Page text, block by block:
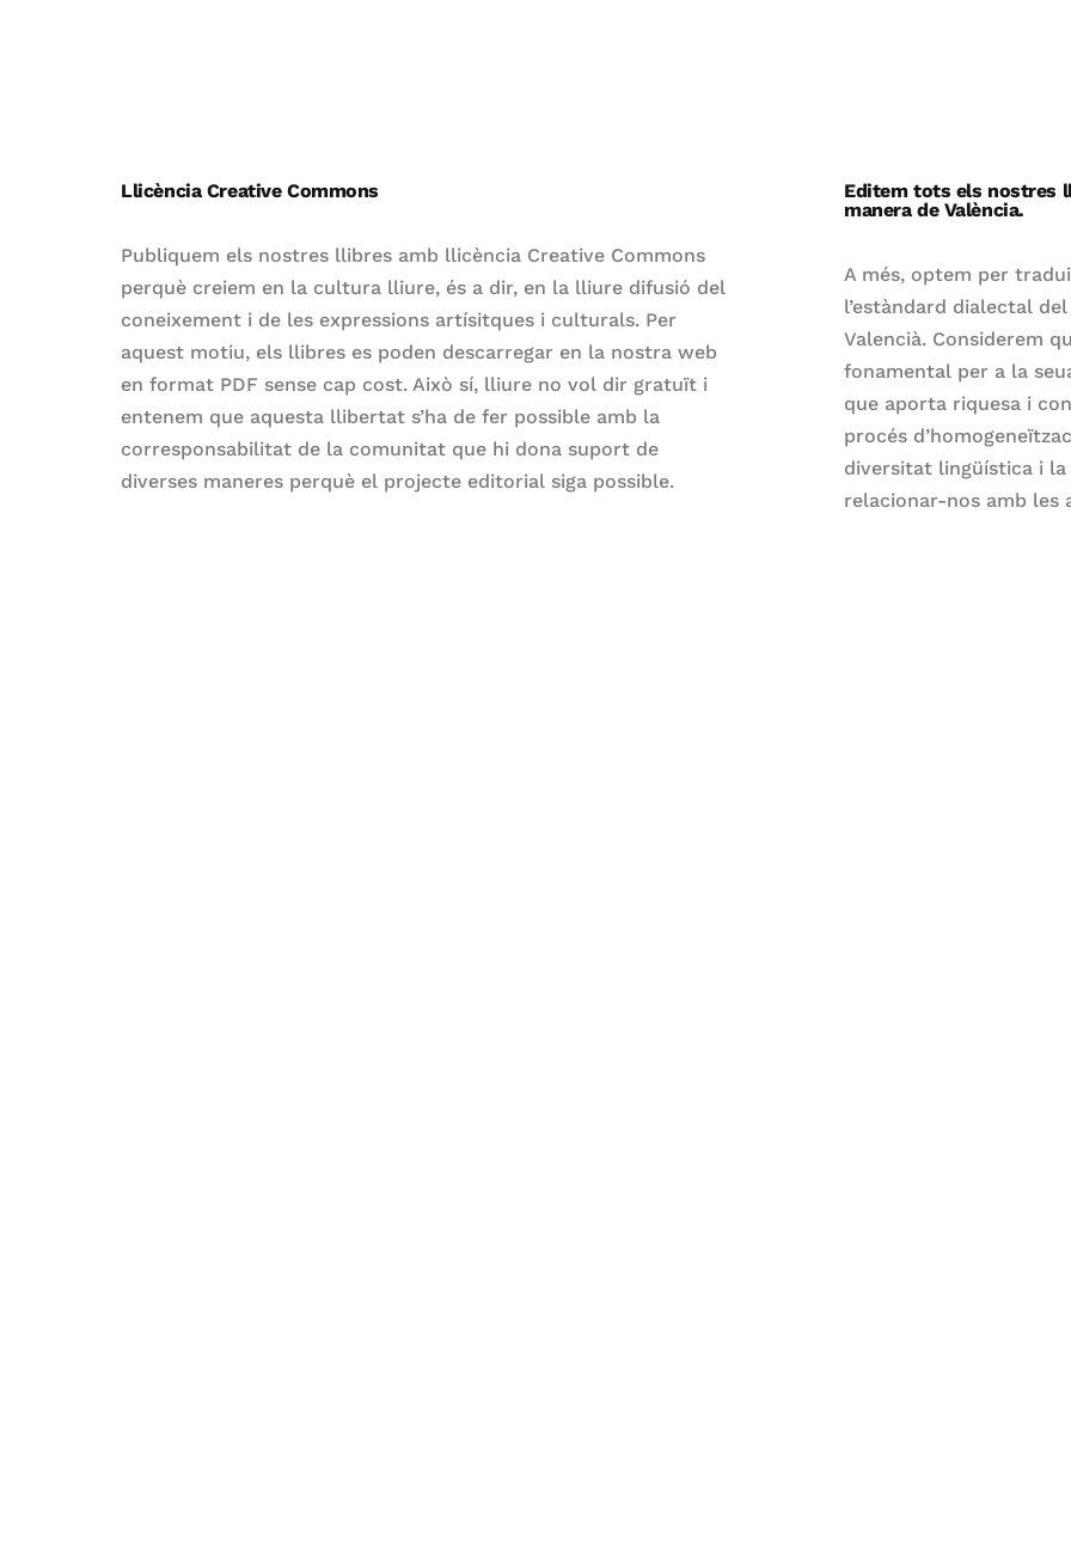
Llicència Creative Commons
Publiquem els nostres llibres amb llicència Creative Commons
perquè creiem en la cultura lliure, és a dir, en la lliure difusió del
coneixement i de les expressions artísitques i culturals. Per
aquest motiu, els llibres es poden descarregar en la nostra web
en format PDF sense cap cost. Això sí, lliure no vol dir gratuït i
entenem que aquesta llibertat s’ha de fer possible amb la
corresponsabilitat de la comunitat que hi dona suport de
diverses maneres perquè el projecte editorial siga possible.
Editem tots els nostres
manera de València.
A més, optem per
l’estàndard dialectal
Valencià. Considerem
fonamental per a la
que aporta riquesa i
procés
diversitat lingüística i
relacionar-nos amb les